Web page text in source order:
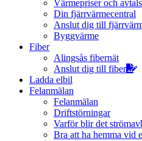
Värmepriser och
Din fjärrvärmecentral
Anslut dig till
Byggvärme
Fiber
Alingsås fibernät
Anslut dig till fiber
Ladda elbil
Felanmälan
Felanmälan
Driftstörningar
Varför blir det
Bra att ha hemma vid